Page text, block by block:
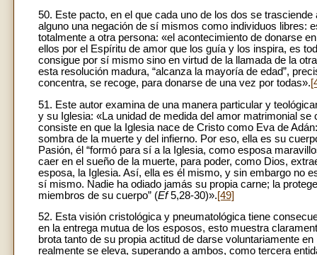
50. Este pacto, en el que cada uno de los dos se
alguno una negación de sí mismos como individuos libres:
totalmente a otra persona: «el acontecimiento de donarse
ellos por el Espíritu de amor que los guía y los inspira, es
consigue por sí mismo sino en virtud de la llamada de la
esta resolución madura, “alcanza la mayoría de edad”,
concentra, se recoge, para donarse de una vez por todas».
51. Este autor examina de una manera particular y
y su Iglesia: «La unidad de medida del amor matrimonial
consiste en que la Iglesia nace de Cristo como Eva de
sombra de la muerte y del infierno. Por eso, ella es su
Pasión, él “formó para sí a la Iglesia, como esposa
caer en el sueño de la muerte, para poder, como Dios,
esposa, la Iglesia. Así, ella es él mismo, y sin embargo no
sí mismo. Nadie ha odiado jamás su propia carne; la
miembros de su cuerpo” (Ef5,28-30)».[49]
52. Esta visión cristológica y pneumatológica tiene
en la entrega mutua de los esposos, esto muestra
brota tanto de su propia actitud de darse voluntariamente
realmente se eleva, superando a ambos, como tercera